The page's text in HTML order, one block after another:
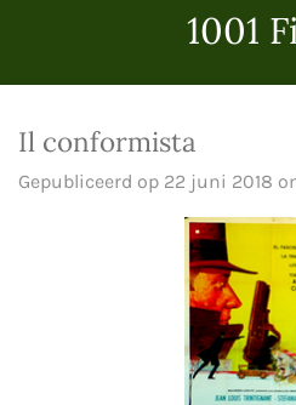
hoofdinhoud
1001
Il conformista
Gepubliceerd op 22 juni 2018